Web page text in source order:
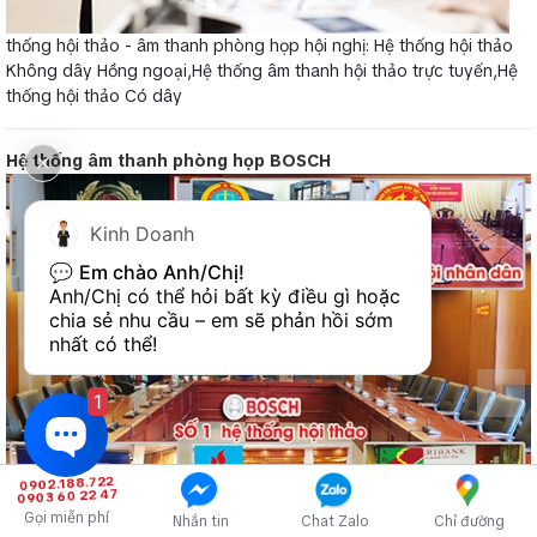
thống hội thảo - âm thanh phòng họp hội nghị: Hệ thống hội thảo
Không dây Hồng ngoại,Hệ thống âm thanh hội thảo trực tuyến,Hệ
thống hội thảo Có dây
Hệ thống âm thanh phòng họp BOSCH
0902.188.722
0903 60 22 47
Gọi miễn phí Nhắn tin Chat Zalo Chỉ đường
Kinh Doanh
💬 Em chào Anh/Chị!
Anh/Chị có thể hỏi bất kỳ điều gì hoặc
chia sẻ nhu cầu – em sẽ phản hồi sớm
nhất có thể!
1